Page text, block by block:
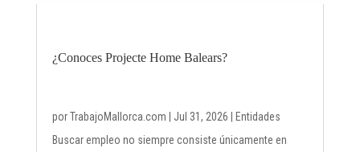
¿Conoces Projecte Home Balears?
porTrabajoMallorca.com Jul 31, 2026
Entidades
Buscar empleo no siempre consiste únicamente en